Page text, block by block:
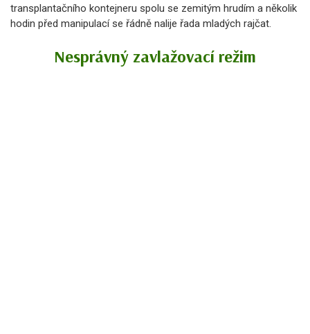
transplantačního kontejneru spolu se zemitým hrudím a několik
hodin před manipulací se řádně nalije řada mladých rajčat.
Nesprávný zavlažovací režim